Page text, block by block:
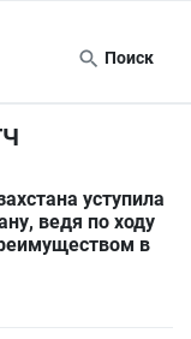
Поиск
уступила
ведя по ходу
в